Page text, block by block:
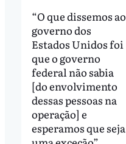
“O que dissemos ao
governo dos
Estados Unidos foi
que o governo
federal não sabia
[do envolvimento
dessas pessoas na
operação] e
esperamos que seja